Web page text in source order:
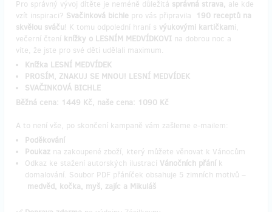
Pro správný vývoj dítěte je neméně důležitá správná strava, ale kde
vzít inspiraci? Svačinková bichle pro vás připravila
190 receptů na
skvělou sváču! K tomu odpolední hraní s výukovými kartičkami,
večerní čtení knížky o LESNÍM MEDVÍDKOVI na dobrou noc a
víte, že jste pro své děti udělali maximum.
Knížka LESNÍ MEDVÍDEK
PROSÍM, ZNAKUJ SE MNOU! LESNÍ MEDVÍDEK
SVAČINKOVÁ BICHLE
Běžná cena: 1449 Kč, naše cena: 1090 Kč
A to není vše, po skončení kampaně vám zašleme e-mailem:
Poděkování
Poukaz na zakoupené zboží, který můžete věnovat k Vánocům
Odkaz ke stažení autorských ilustrací Vánočních přání k
domalování. Soubor PDF přáníček obsahuje 5 zimních motivů –
medvěd, kočka, myš, zajíc a Mikuláš